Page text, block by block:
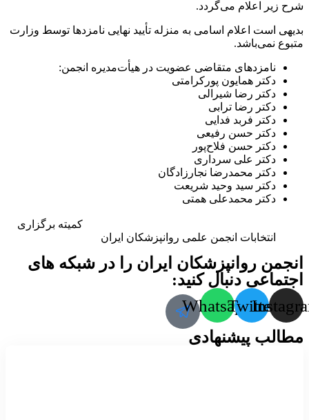
شرح زیر اعلام می‌گردد.
بدیهی است اعلام اسامی به منزله تأييد نهایی نامزدها توسط وزارت
متبوع نمی‌باشد.
نامزدهای متقاضی عضویت در هیأت‌مدیره انجمن:
دکتر همایون پورکرامتی
دکتر رضا شیرالی
دکتر رضا ترابی
دکتر فربد فدایی
دکتر حسن رفیعی
دکتر حسن فلاح‌­پور
دکتر علی سرداری
دکتر محمدرضا نجارزادگان
دکتر سید وحید شریعت
دکتر محمدعلی همتی
کمیته برگزاری
انتخابات انجمن علمی روانپزشکان ایران
انجمن روانپزشکان ایران را در شبکه های
اجتماعی دنبال کنید:
Twitter
Whatsapp
مطالب پیشنهادی